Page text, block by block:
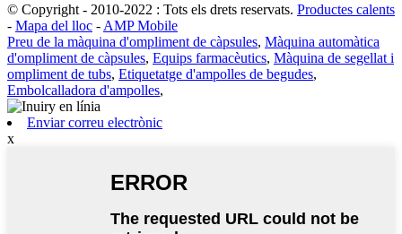
© Copyright - 2010-2022 : Tots els drets reservats. Productes calents
- Mapa del lloc - AMP Mobile
Preu de la màquina d'ompliment de càpsules, Màquina automàtica
d'ompliment de càpsules, Equips farmacèutics, Màquina de segellat i
ompliment de tubs, Etiquetatge d'ampolles de begudes,
Embolcalladora d'ampolles,
Enviar correu electrònic
x